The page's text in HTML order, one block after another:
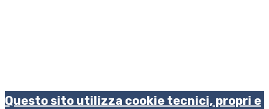
Questo sito utilizza cookie tecnici, propri e